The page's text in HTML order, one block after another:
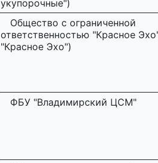
укупорочные")
Общество с ограниченной
ответственностью "Красное
"Красное Эхо")
ФБУ "Владимирский ЦСМ"